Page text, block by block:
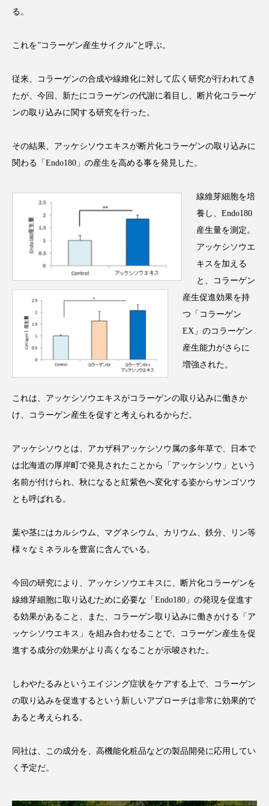
ウェアラブルデバイス ウェルネス
カカイオイル ガジェット キーワード
クルエルティフリー
クローズアップ ケーススタディ
コグニティブヘルス
コネクテッド・ビューティ コミュニケーション
サプリ サロンクレンジング サロン戦略
スカルプ クレンジング 頻度 スカルプケア
スキンケア
スキンケアルーティン ストレス スパ
スマートリング セーフプレイス セラミド
セラミド保湿 セルフケア
デジタルデトックス デトックス
る。
これを”コラーゲン産生サイクル”と呼ぶ。
従来、コラーゲンの合成や線維化に対して広く研究が行われてき
たが、今回、新たにコラーゲンの代謝に着目し、断片化コラーゲ
ンの取り込みに関する研究を行った。
その結果、アッケシソウエキスが断片化コラーゲンの取り込みに
関わる「Endo180」の産生を高める事を発見した。
線維芽細胞を培
養し、Endo180
産生量を測定。
アッケシソウエ
キスを加える
と、コラーゲン
産生促進効果を持
つ「コラーゲン
EX」のコラーゲン
産生能力がさらに
増強された。
これは、アッケシソウエキスがコラーゲンの取り込みに働きか
け、コラーゲン産生を促すと考えられるからだ。
アッケシソウとは、アカザ科アッケシソウ属の多年草で、日本で
は北海道の厚岸町で発見されたことから「アッケシソウ」という
名前が付けられ、秋になると紅紫色へ変化する姿からサンゴソウ
とも呼ばれる。
葉や茎にはカルシウム、マグネシウム、カリウム、鉄分、リン等
様々なミネラルを豊富に含んでいる。
今回の研究により、アッケシソウエキスに、断片化コラーゲンを
線維芽細胞に取り込むために必要な「Endo180」の発現を促進す
る効果があること、また、コラーゲン取り込みに働きかける「ア
ッケシソウエキス」を組み合わせることで、コラーゲン産生を促
進する成分の効果がより高くなることが示唆された。
しわやたるみというエイジング症状をケアする上で、コラーゲン
の取り込みを促進するという新しいアプローチは非常に効果的で
あると考えられる。
同社は、この成分を、高機能化粧品などの製品開発に応用してい
く予定だ。